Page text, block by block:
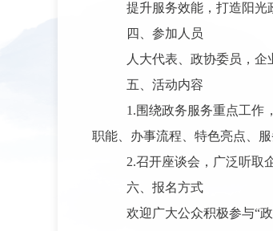
提升服务效能，打造阳光
四、参加人员
人大代表、政协委员，企
五、活动内容
1.围绕政务服务重点工作
职能、办事流程、特色亮点、服
2.召开座谈会，广泛听取
六、报名方式
欢迎广大公众积极参与“